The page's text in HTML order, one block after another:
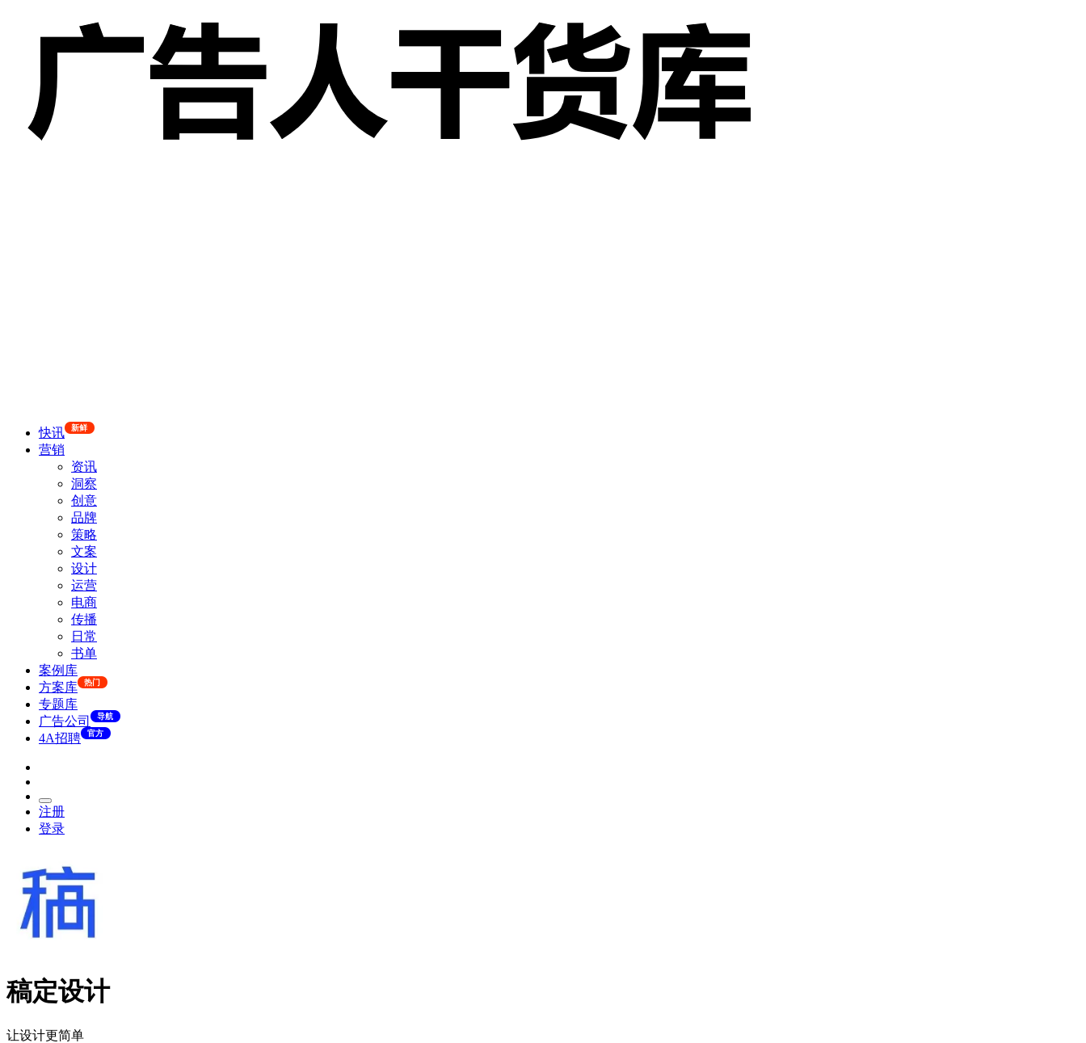
快讯 新鲜
营销
资讯
洞察
创意
品牌
策略
文案
设计
运营
电商
传播
日常
书单
案例库
方案库
热门
专题库
广告公司
导航
4A招聘 官方
注册
登录
稿定设计
让设计更简单